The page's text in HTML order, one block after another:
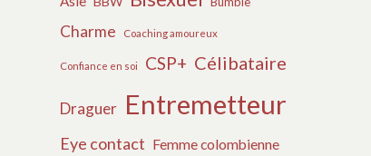
Charme Coaching amoureux
Confiance en soi CSP+ Célibataire
Draguer Entremetteur
Eye contact Femme colombienne